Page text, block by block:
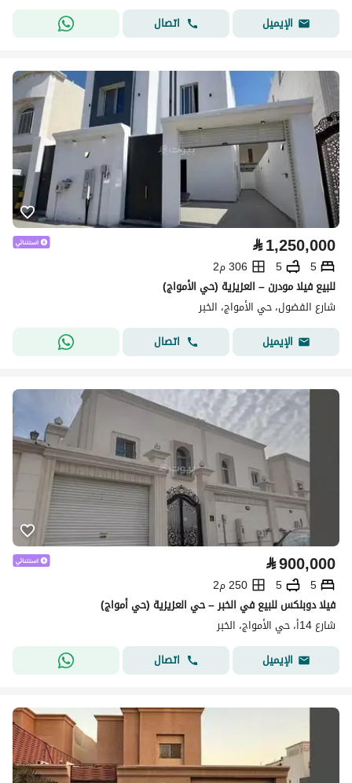
الإيميل
اتصال
⃁1,250,000
5
5
306 م2
للبيع فيلا مودرن – العزيزية (حي الأمواج)
شارع الفضول، حي الأمواج، الخبر
الإيميل
اتصال
⃁900,000
5
5
250 م2
فيلا دوبلكس للبيع في الخبر – حي العزيزية (حي أمواج)
شارع 14أ، حي الأمواج، الخبر
الإيميل
اتصال